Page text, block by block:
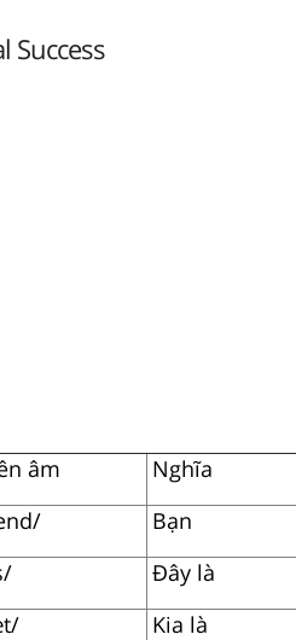
Success
âm
Nghĩa
Bạn
Đây là
Kia là